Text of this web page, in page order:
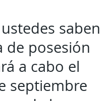
saben
de posesión
a cabo el
septiembre